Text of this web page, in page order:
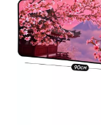
Восточный
стиль